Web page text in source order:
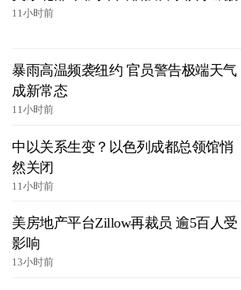
11小时前
暴雨高温频袭纽约 官员警告极端天气
成新常态
11小时前
中以关系生变？以色列成都总领馆悄
然关闭
11小时前
美房地产平台Zillow再裁员 逾5百人受
影响
13小时前